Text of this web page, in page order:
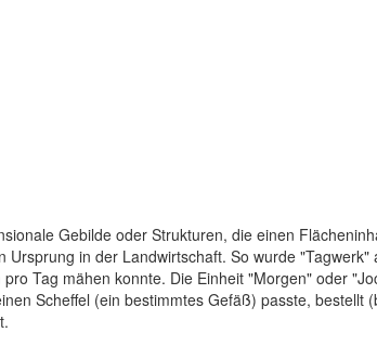
Gebilde oder Strukturen, die einen
in der Landwirtschaft. So wurde
Tag mähen konnte. Die Einheit "Morgen" oder
Scheffel (ein bestimmtes Gefäß) passte, bestellt